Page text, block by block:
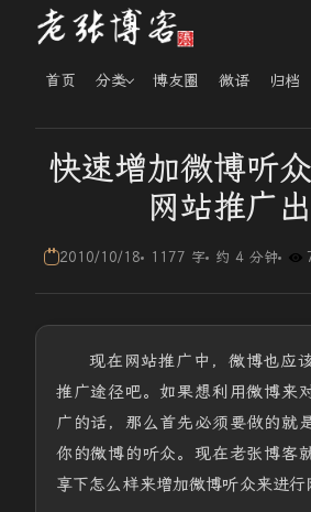
首页 分类 博友圈 微语 归档
快速增加微博听
网站推广
2010/10/18 1177 字 约 4 分钟
现在网站推广中，微博也应
推广途径吧。如果想利用微博来
广的话，那么首先必须要做的就
你的微博的听众。现在老张博客
享下怎么样来增加微博听众来进行